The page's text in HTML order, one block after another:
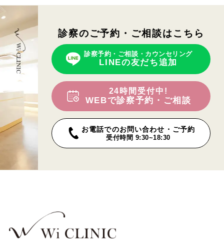
診察のご予約・ご相談はこちら
診察予約・ご相談・カウンセリング
LINEの友だち追加
24時間受付中!
WEBで診察予約・ご相談
お電話でのお問い合わせ・ご予約
受付時間 9:30~18:30